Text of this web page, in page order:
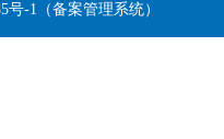
号-1（备案管理系统）